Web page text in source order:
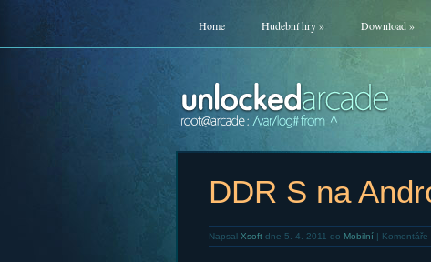
Home Hudební hry» Download»
DDR S na
Napsal Xsoftdne 5. 4. 2011 do Mobilní|